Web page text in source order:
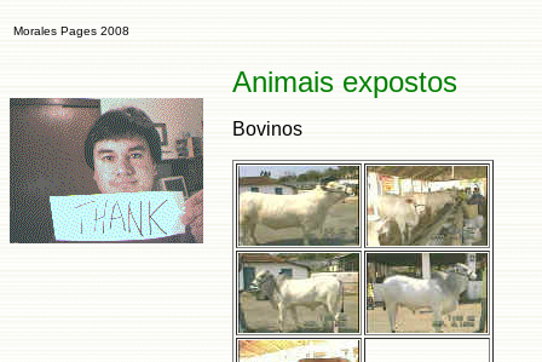
Morales Pages 2008
Animais expostos
Bovinos